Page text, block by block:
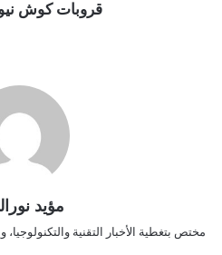
قروبات كوش
مؤيد
مختص بتغطية الأخبار التقنية